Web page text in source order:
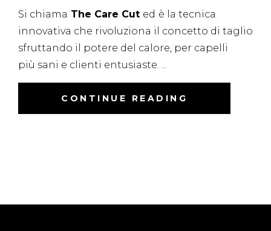
Si chiama The Care Cut ed è la tecnica
innovativa che rivoluziona il concetto di taglio
sfruttando il potere del calore, per capelli
più sani e clienti entusiaste.
CONTINUE READING